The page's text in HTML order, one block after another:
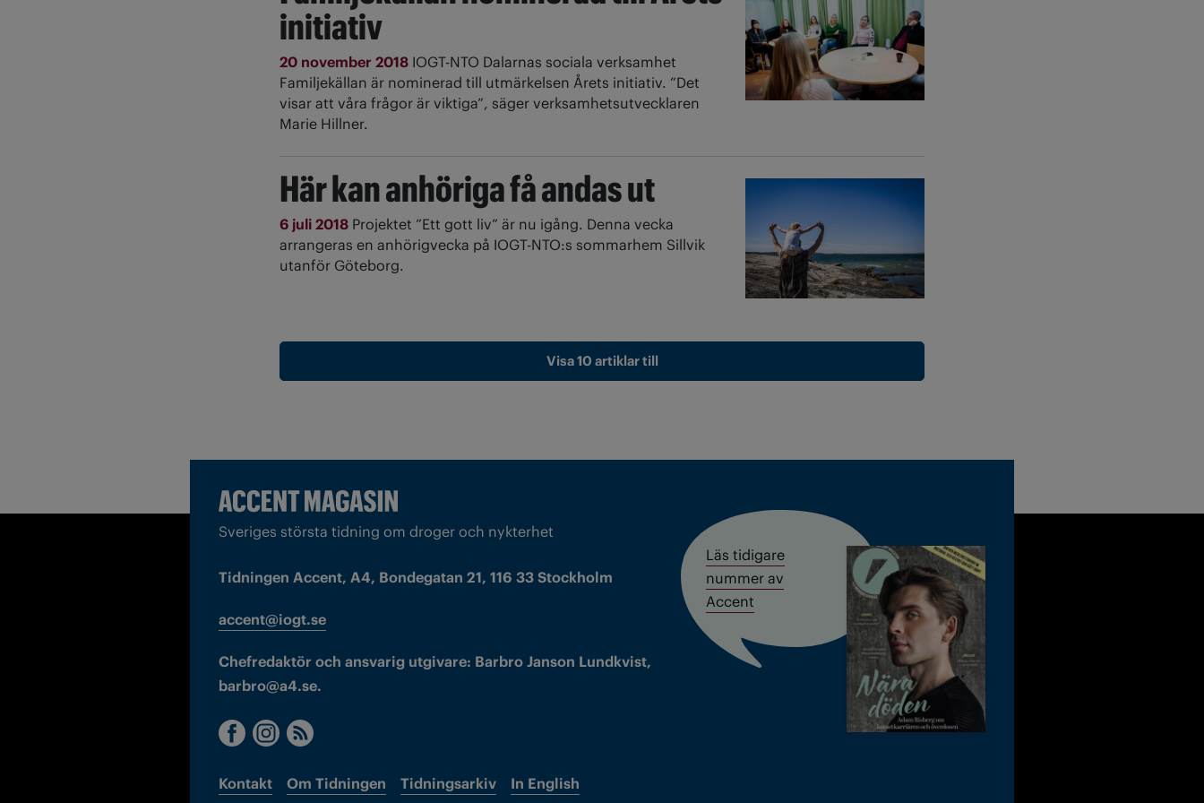
initiativ
20 november 2018 IOGT-NTO Dalarnas sociala verksamhet
Familjekällan är nominerad till utmärkelsen Årets initiativ. ”Det
visar att våra frågor är viktiga”, säger verksamhetsutvecklaren
Marie Hillner.
Här kan anhöriga få andas ut
6 juli 2018 Projektet ”Ett gott liv” är nu igång. Denna vecka
arrangeras en anhörigvecka på IOGT-NTO:s sommarhem Sillvik
utanför Göteborg.
Visa 10 artiklar till
Sveriges största tidning om droger och nykterhet
Tidningen Accent, A4, Bondegatan 21, 116 33 Stockholm
accent@iogt.se
Chefredaktör och ansvarig utgivare: Barbro Janson Lundkvist,
barbro@a4.se.
Kontakt Om Tidningen Tidningsarkiv In English
Läs tidigare
nummer av
Accent